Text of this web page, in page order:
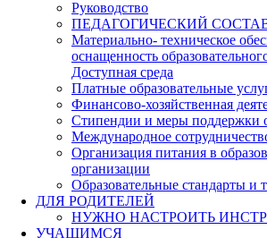
Руководство
ПЕДАГОГИЧЕСКИЙ
Материально- техническое
оснащенность
Доступная среда
Платные образовательные
Финансово-хозяйственная
Стипендии и меры поддержки
Международное
Организация питания в
организации
Образовательные стандарты и
ДЛЯ РОДИТЕЛЕЙ
НУЖНО НАСТРОИТЬ
УЧАЩИМСЯ